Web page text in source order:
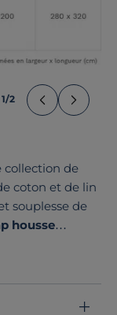
1/2
collection de
coton et de lin
souplesse de
housse
parures